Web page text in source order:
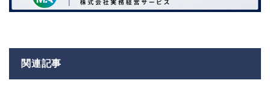
関連記事